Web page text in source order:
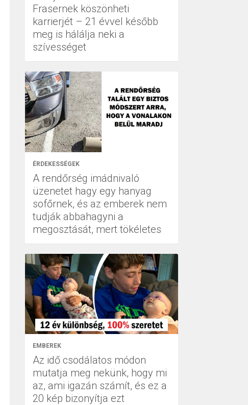
Frasernek köszönheti
karrierjét – 21 évvel később
meg is hálálja neki a
szívességet
ÉRDEKESSÉGEK
A rendőrség imádnivaló
üzenetet hagy egy hanyag
sofőrnek, és az emberek nem
tudják abbahagyni a
megosztását, mert tökéletes
EMBEREK
Az idő csodálatos módon
mutatja meg nekünk, hogy mi
az, ami igazán számít, és ez a
20 kép bizonyítja ezt